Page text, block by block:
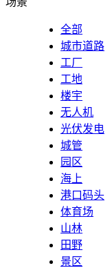
全部
城市道路
工厂
工地
楼宇
无人机
光伏发电
城管
园区
海上
港口码头
体育场
山林
田野
景区